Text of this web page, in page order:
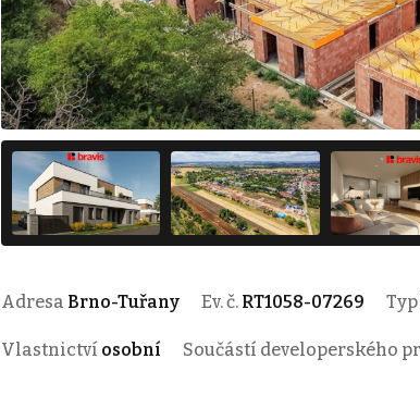
Adresa Brno-Tuřany Ev. č. RT1058-07269 Typ
Vlastnictví osobní Součástí developerského